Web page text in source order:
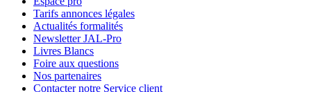
Tarifs annonces légales
Actualités formalités
Newsletter JAL-Pro
Livres Blancs
Foire aux questions
Nos partenaires
Contacter notre Service client